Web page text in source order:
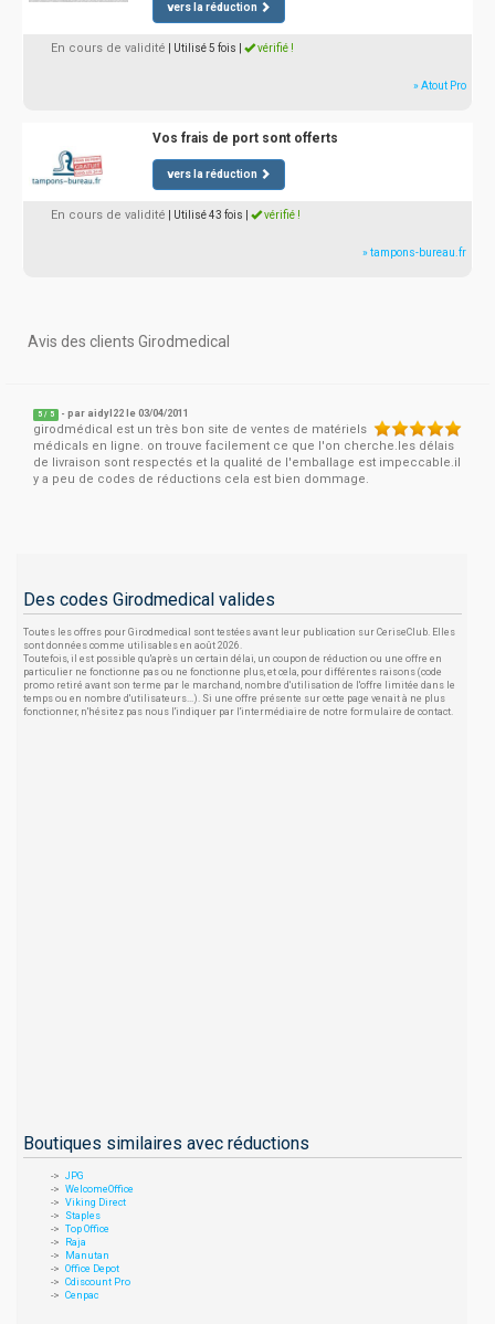
vers la réduction
En cours de validité | Utilisé 5 fois vérifié !
» Atout Pro
Vos frais de port sont offerts
vers la réduction
En cours de validité | Utilisé 43 fois vérifié !
» tampons-bureau.fr
Avis des clients Girodmedical
5 / 5 - par aidyl22 le 03/04/2011
girodmédical est un très bon site de ventes de matériels
médicals en ligne. on trouve facilement ce que l'on cherche.les délais
de livraison sont respectés et la qualité de l'emballage est impeccable.il
y a peu de codes de réductions cela est bien dommage.
Des codes Girodmedical valides
Toutes les offres pour Girodmedical sont testées avant leur publication sur CeriseClub. Elles
sont données comme utilisables en août 2026.
Toutefois, il est possible qu'après un certain délai, un coupon de réduction ou une offre en
particulier ne fonctionne pas ou ne fonctionne plus, et cela, pour différentes raisons (code
promo retiré avant son terme par le marchand, nombre d'utilisation de l'offre limitée dans le
temps ou en nombre d'utilisateurs...). Si une offre présente sur cette page venait à ne plus
fonctionner, n'hésitez pas nous l'indiquer par l'intermédiaire de notre formulaire de contact.
Boutiques similaires avec réductions
JPG
WelcomeOffice
Viking Direct
Staples
Top Office
Raja
Manutan
Office Depot
Cdiscount Pro
Cenpac